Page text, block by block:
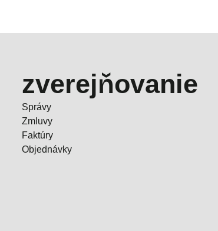
zverejňovanie
Správy
Zmluvy
Faktúry
Objednávky